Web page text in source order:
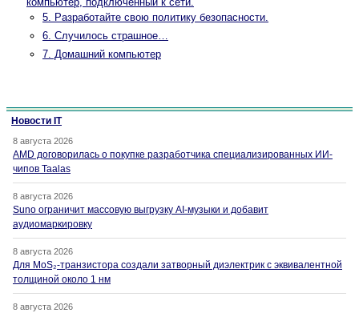
5. Разработайте свою политику безопасности.
6. Случилось страшное…
7. Домашний компьютер
Новости IT
8 августа 2026
AMD договорилась о покупке разработчика специализированных ИИ-
чипов Taalas
8 августа 2026
Suno ограничит массовую выгрузку AI-музыки и добавит
аудиомаркировку
8 августа 2026
Для MoS₂-транзистора создали затворный диэлектрик с эквивалентной
толщиной около 1 нм
8 августа 2026